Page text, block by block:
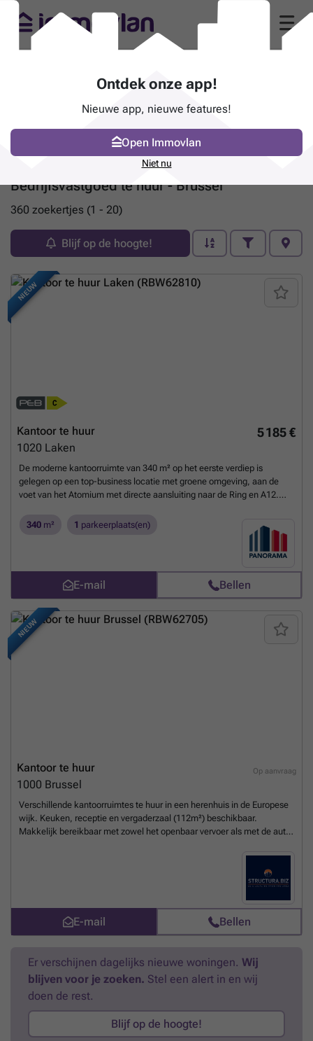
Bedrijfsvastgoed te huur - Brussel
360 zoekertjes (1 - 20)
Blijf op de hoogte!
NIEUW
5 185 €
Kantoor te huur
1020 Laken
De moderne kantoorruimte van 340 m² op het eerste verdiep is
gelegen op een top-business locatie met groene omgeving, aan de
voet van het Atomium met directe aansluiting naar de Ring en A12.
Zaventem bevindt zich op slechts 15 min. De ruimte kan opgesplits
worden in 5 units van 68 m². Het prestigieus kantoorgebouw geniet
permanente technische & commerciële ondersteuning en 24/24u
security. Daarnaast is het gebouw voorzien van zonnepanelen,
airconditioning, veel lichtinval en een strakke eigentijdse look. Tevens
is er een zeer ruime parking voorzien van 1.500 parkeerplaatsen (in-
en outdoor) met laadmogelijkheden. Afhankelijk van uw
bedrijfsbehoeften zijn grotere of kleinere oppervlaktes bespreekbaar.
Onmiddellijk beschikbaar!Aarzel niet om contact op te nemen met
340 m² 1 parkeerplaats(en)
E-mail Bellen
NIEUW
Op aanvraag
Kantoor te huur
1000 Brussel
Verschillende kantoorruimtes te huur in een herenhuis in de Europese
wijk. Keuken, receptie en vergaderzaal (112m²) beschikbaar.
Makkelijk bereikbaar met zowel het openbaar vervoer als met de auto.
Meer weten?
E-mail Bellen
Er verschijnen dagelijks nieuwe woningen. Wij
blijven voor je zoeken. Stel een alert in en wij
doen de rest.
Blijf op de hoogte!
Ontdek onze app!
Nieuwe app, nieuwe features!
Open Immovlan
Niet nu